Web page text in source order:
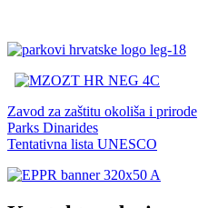
Zavod za zaštitu okoliša i prirode
Parks Dinarides
Tentativna lista UNESCO